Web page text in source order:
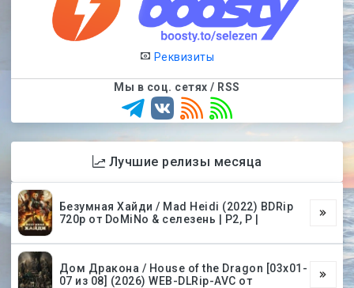
Реквизиты
Мы в соц. сетях / RSS
Лучшие релизы месяца
Безумная Хайди / Mad Heidi (2022) BDRip
720p от DoMiNo & селезень | P2, P |
Дом Дракона / House of the Dragon [03х01-
07 из 08] (2026) WEB-DLRip-AVC от